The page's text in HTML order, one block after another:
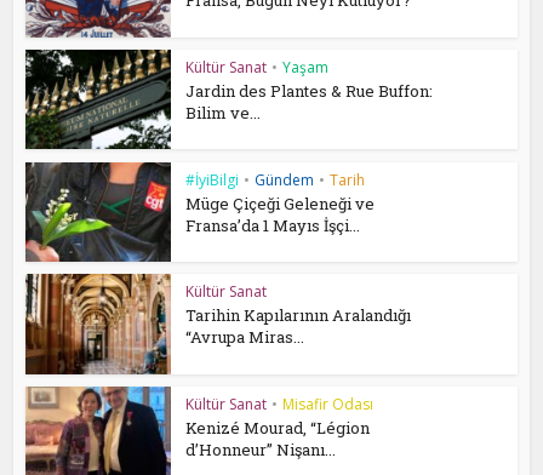
Kültür Sanat • Yaşam
Jardin des Plantes & Rue Buffon:
Bilim ve...
#İyiBilgi • Gündem • Tarih
Müge Çiçeği Geleneği ve
Fransa’da 1 Mayıs İşçi...
Kültür Sanat
Tarihin Kapılarının Aralandığı
“Avrupa Miras...
Kültür Sanat • Misafir Odası
Kenizé Mourad, “Légion
d’Honneur” Nişanı...